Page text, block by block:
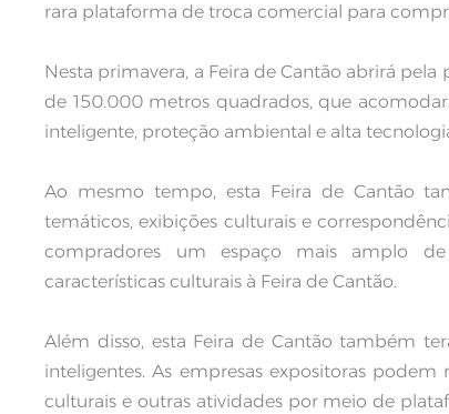
rara plataforma de troca comercial para
Nesta primavera, a Feira de Cantão abrirá
de 150.000 metros quadrados, que
inteligente, proteção ambiental e alta
Ao mesmo tempo, esta Feira de Cantão
temáticos, exibições culturais e
compradores um espaço mais amplo
características culturais à Feira de Cantão.
Além disso, esta Feira de Cantão também
inteligentes. As empresas expositoras
culturais e outras atividades por meio de